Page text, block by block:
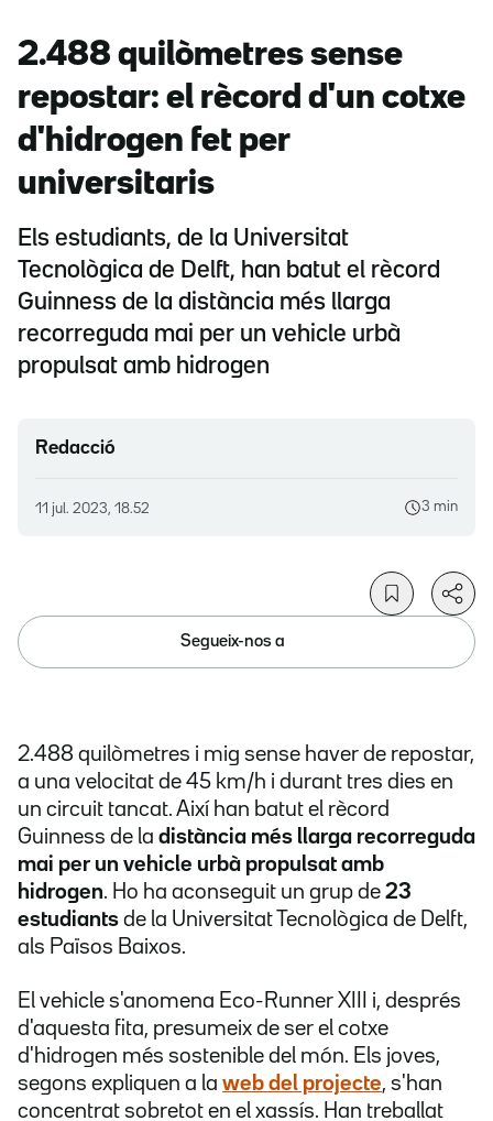
2.488 quilòmetres sense
repostar: el rècord d'un cotxe
d'hidrogen fet per
universitaris
Els estudiants, de la Universitat
Tecnològica de Delft, han batut el rècord
Guinness de la distància més llarga
recorreguda mai per un vehicle urbà
propulsat amb hidrogen
Redacció
11 jul. 2023, 18.52 3 min
Segueix-nos a
2.488 quilòmetres i mig sense haver de repostar,
a una velocitat de 45 km/h i durant tres dies en
un circuit tancat. Així han batut el rècord
Guinness de la distància més llarga recorreguda
mai per un vehicle urbà propulsat amb
hidrogen. Ho ha aconseguit un grup de 23
estudiants de la Universitat Tecnològica de Delft,
als Països Baixos.
El vehicle s'anomena Eco-Runner XIII i, després
d'aquesta fita, presumeix de ser el cotxe
d'hidrogen més sostenible del món. Els joves,
segons expliquen a la web del projecte, s'han
concentrat sobretot en el xassís. Han treballat